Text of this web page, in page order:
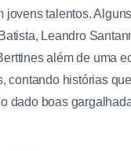
jovens talentos.
Leandro
além de uma
contando histórias
dado boas